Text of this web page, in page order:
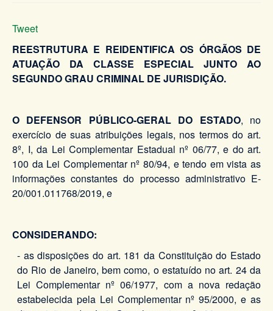
Tweet
REESTRUTURA E REIDENTIFICA OS ÓRGÃOS DE
ATUAÇÃO DA CLASSE ESPECIAL JUNTO AO
SEGUNDO GRAU CRIMINAL DE JURISDIÇÃO.
O DEFENSOR PÚBLICO-GERAL DO ESTADO, no
exercício de suas atribuições legais, nos termos do art.
8º, I, da Lei Complementar Estadual nº 06/77, e do art.
100 da Lei Complementar nº 80/94, e tendo em vista as
informações constantes do processo administrativo E-
20/001.011768/2019, e
CONSIDERANDO:
- as disposições do art. 181 da Constituição do Estado
do Rio de Janeiro, bem como, o estatuído no art. 24 da
Lei Complementar nº 06/1977, com a nova redação
estabelecida pela Lei Complementar nº 95/2000, e as